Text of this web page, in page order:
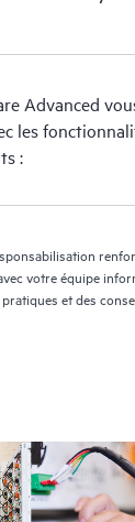
Advanced
d'accélérer la
de ce
la plus
Advanced
les
:
votre équipe
et des